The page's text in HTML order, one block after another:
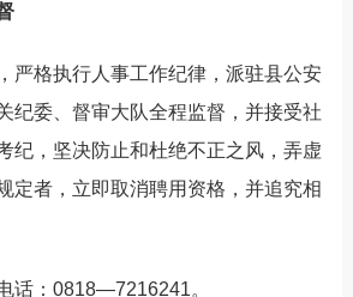
严格执行人事工作纪律，派驻县公安
纪委、督审大队全程监督，并接受社
纪，坚决防止和杜绝不正之风，弄虚
定者，立即取消聘用资格，并追究相
话：0818—7216241。